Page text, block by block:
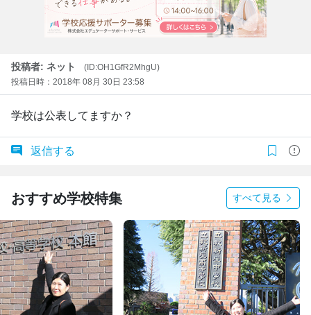
投稿者: ネット
(ID:OH1GfR2MhgU)
投稿日時：2018年 08月 30日 23:58
学校は公表してますか？
返信する
おすすめ学校特集 すべて見る